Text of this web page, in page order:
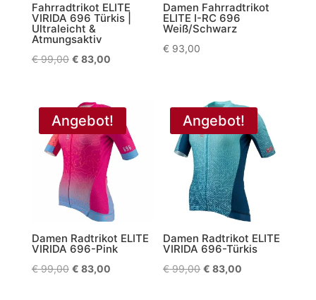
Fahrradtrikot ELITE
VIRIDA 696 Türkis |
Ultraleicht &
Atmungsaktiv
€99,00 Ursprünglicher
€ 99,00
€ 83,00Aktueller
€ 83,00.
Damen Fahrradtrikot
ELITE I-RC 696
Weiß/Schwarz
€ 93,00
Angebot!
Damen Radtrikot ELITE
VIRIDA 696-Pink
€99,00 Ursprünglicher
€ 83,00Aktueller
Angebot!
Damen Radtrikot ELITE
VIRIDA 696-Türkis
€99,00 Ursprünglicher
€ 83,00